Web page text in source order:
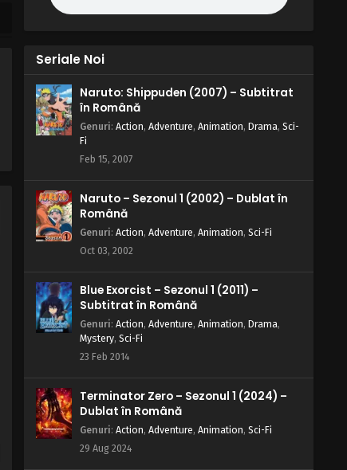
Eps 20 - Cale pentru un pirat - 13 April,
Eps 19 - Spritul Paradisiei - 13 April, 2025
Galactik Football – Sezonul 3
Galactik Football – Sezonul 3
Episodul 17 – Reconstruirea familiei
Eps 17 - Reconstruirea familiei - 13 April,
2025
Galactik Football – Sezonul 3
Episodul 16 – Secretul suflului
Eps 16 - Secretul suflului - 13 April, 2025
Galactik Football – Sezonul 3
Eps 15 - Destine încrucișate - 13 April, 2025
Galactik Football – Sezonul 3
Episodul 14 – Un nou început
Seriale Noi
Naruto: Shippuden (2007) – Subtitrat
în Română
Genuri: Action, Adventure, Animation, Drama, Sci-
Fi
Feb 15, 2007
Naruto – Sezonul 1 (2002) – Dublat în
Română
Genuri: Action, Adventure, Animation, Sci-Fi
Oct 03, 2002
Blue Exorcist – Sezonul 1 (2011) –
Subtitrat în Română
Genuri: Action, Adventure, Animation, Drama,
Mystery, Sci-Fi
23 Feb 2014
Terminator Zero – Sezonul 1 (2024) –
Dublat în Română
Genuri: Action, Adventure, Animation, Sci-Fi
29 Aug 2024